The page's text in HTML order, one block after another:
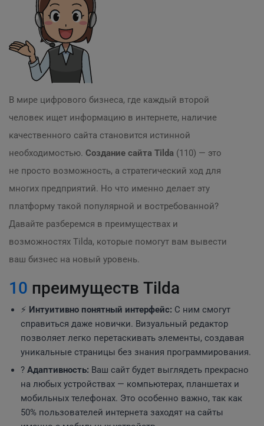
В мире цифрового бизнеса, где каждый второй
человек ищет информацию в интернете, наличие
качественного сайта становится истинной
необходимостью. Создание сайта Tilda (110) — это
не просто возможность, а стратегический ход для
многих предприятий. Но что именно делает эту
платформу такой популярной и востребованной?
Давайте разберемся в преимуществах и
возможностях Tilda, которые помогут вам вывести
ваш бизнес на новый уровень.
10 преимуществ Tilda
⚡️ Интуитивно понятный интерфейс: С ним смогут
справиться даже новички. Визуальный редактор
позволяет легко перетаскивать элементы, создавая
уникальные страницы без знания программирования.
? Адаптивность: Ваш сайт будет выглядеть прекрасно
на любых устройствах — компьютерах, планшетах и
мобильных телефонах. Это особенно важно, так как
50% пользователей интернета заходят на сайты